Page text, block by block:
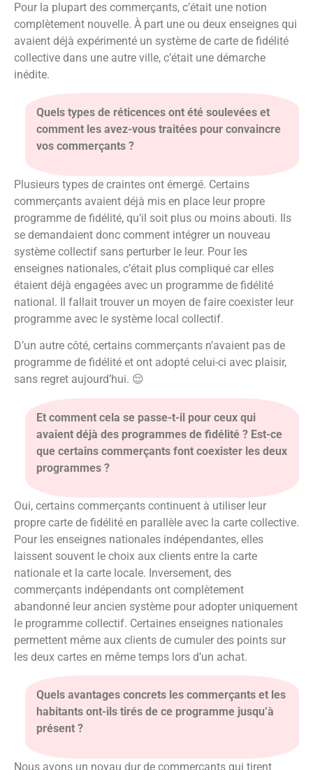
Pour la plupart des commerçants, c’était une notion
complètement nouvelle. À part une ou deux enseignes qui
avaient déjà expérimenté un système de carte de fidélité
collective dans une autre ville, c’était une démarche
inédite.
Quels types de réticences ont été soulevées et
comment les avez-vous traitées pour convaincre
vos commerçants ?
Plusieurs types de craintes ont émergé. Certains
commerçants avaient déjà mis en place leur propre
programme de fidélité, qu’il soit plus ou moins abouti. Ils
se demandaient donc comment intégrer un nouveau
système collectif sans perturber le leur. Pour les
enseignes nationales, c’était plus compliqué car elles
étaient déjà engagées avec un programme de fidélité
national. Il fallait trouver un moyen de faire coexister leur
programme avec le système local collectif.
D’un autre côté, certains commerçants n’avaient pas de
programme de fidélité et ont adopté celui-ci avec plaisir,
sans regret aujourd’hui. 😌
Et comment cela se passe-t-il pour ceux qui
avaient déjà des programmes de fidélité ? Est-ce
que certains commerçants font coexister les deux
programmes ?
Oui, certains commerçants continuent à utiliser leur
propre carte de fidélité en parallèle avec la carte collective.
Pour les enseignes nationales indépendantes, elles
laissent souvent le choix aux clients entre la carte
nationale et la carte locale. Inversement, des
commerçants indépendants ont complètement
abandonné leur ancien système pour adopter uniquement
le programme collectif. Certaines enseignes nationales
permettent même aux clients de cumuler des points sur
les deux cartes en même temps lors d’un achat.
Quels avantages concrets les commerçants et les
habitants ont-ils tirés de ce programme jusqu’à
présent ?
Nous avons un noyau dur de commerçants qui tirent